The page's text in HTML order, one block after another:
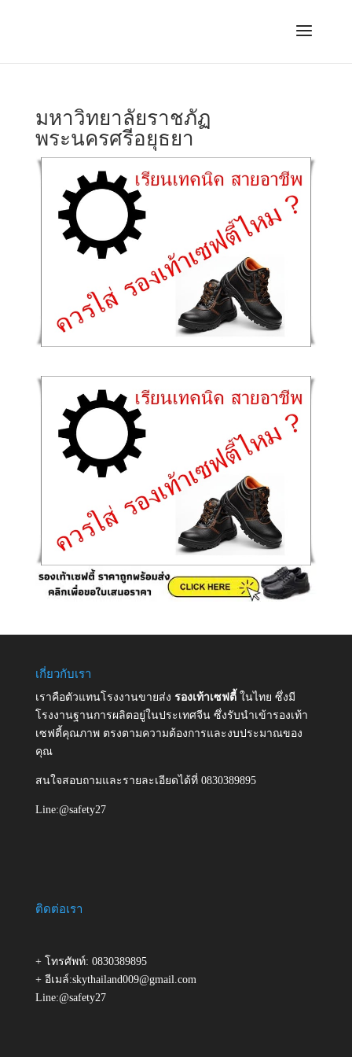
มหาวิทยาลัยราชภัฏ
พระนครศรีอยุธยา
เกี่ยวกับเรา
เราคือตัวแทนโรงงานขายส่ง รองเท้าเซฟตี้ ในไทย ซึ่งมี
โรงงานฐานการผลิตอยู่ในประเทศจีน ซึ่งรับนำเข้ารองเท้า
เซฟตี้คุณภาพ ตรงตามความต้องการและงบประมาณของ
คุณ
สนใจสอบถามและรายละเอียดได้ที่ 0830389895
Line:@safety27
ติดต่อเรา
+ โทรศัพท์: 0830389895
+ อีเมล์:skythailand009@gmail.com
Line:@safety27